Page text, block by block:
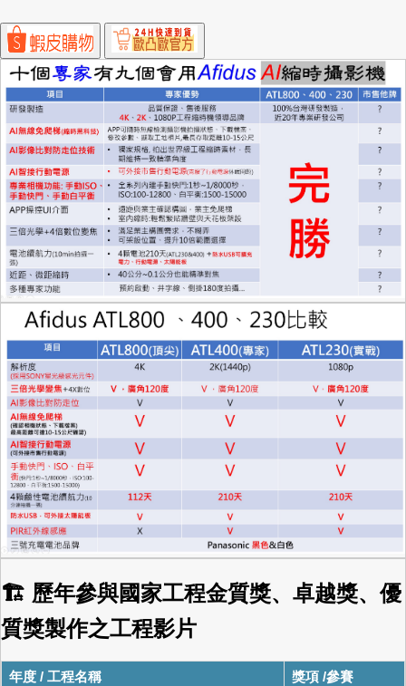
🏗 歷年參與國家工程金質獎、卓越獎、優
質獎製作之工程影片
年度 / 工程名稱 獎項 /參賽